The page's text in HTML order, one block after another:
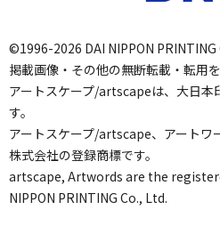
©1996-2026 DAI NIPPON PRINTING
掲載画像・その他の無断転載・転用を
アートスケープ/artscapeは、大日本
す。
アートスケープ/artscape、アート
株式会社の登録商標です。
artscape, Artwords are the
NIPPON PRINTING Co., Ltd.